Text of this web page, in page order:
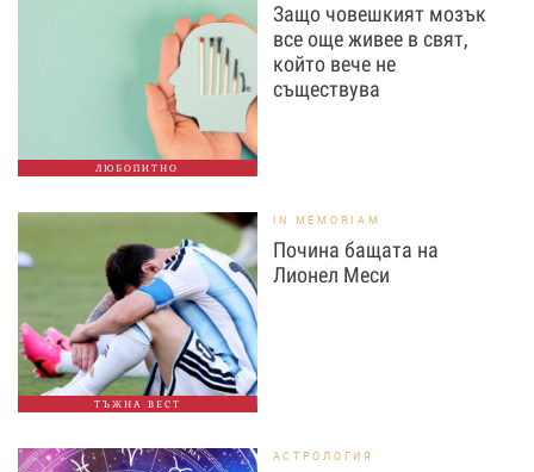
ЛЮБОПИТНО
Защо човешкият мозък
все още живее в свят,
който вече не
съществува
ТЪЖНА ВЕСТ
IN MEMORIAM
Почина бащата на
Лионел Меси
АСТРОЛОГИЯ